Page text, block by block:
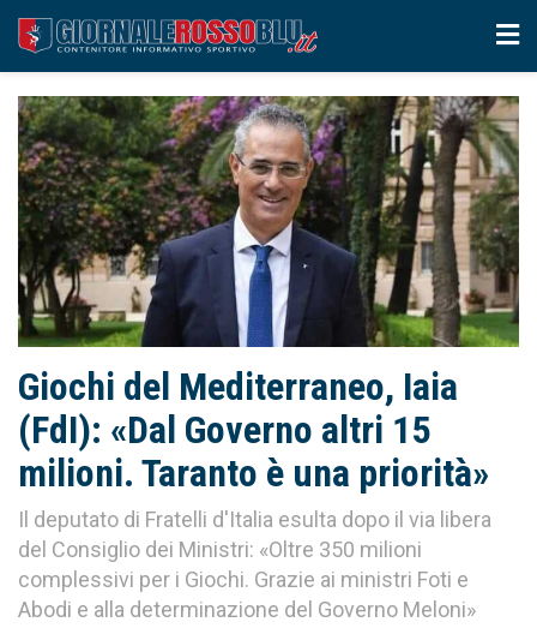
Giochi del Mediterraneo, Iaia
(FdI): «Dal Governo altri 15
milioni. Taranto è una priorità»
Il deputato di Fratelli d'Italia esulta dopo il via libera
del Consiglio dei Ministri: «Oltre 350 milioni
complessivi per i Giochi. Grazie ai ministri Foti e
Abodi e alla determinazione del Governo Meloni»